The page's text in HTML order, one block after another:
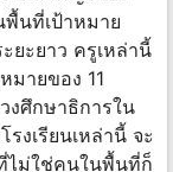
พื้นที่เป้าหมาย
ยะยาว ครูเหล่านี้
มายของ 11
งศึกษาธิการใน
งเรียนเหล่านี้ จะ
ไม่ใช่คนในพื้นที่ก็